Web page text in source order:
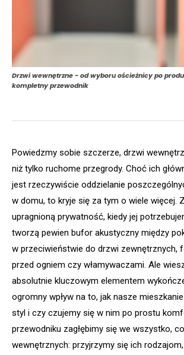
Drzwi wewnętrzne - od wyboru ościeżnicy po
kompletny przewodnik
Powiedzmy sobie szczerze, drzwi
niż tylko ruchome przegrody. Choć ich
jest rzeczywiście oddzielanie
w domu, to kryje się za tym o wiele więcej.
upragnioną prywatność, kiedy jej
tworzą pewien bufor akustyczny między
w przeciwieństwie do drzwi zewnętrznych,
przed ogniem czy włamywaczami. Ale
absolutnie kluczowym elementem
ogromny wpływ na to, jak nasze
styl i czy czujemy się w nim po prostu
przewodniku zagłębimy się we wszystko,
wewnętrznych: przyjrzymy się ich